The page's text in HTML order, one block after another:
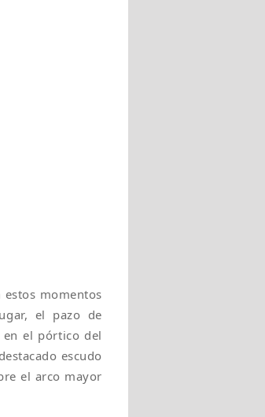
momentos
el pazo de
en el pórtico del
escudo
el arco mayor